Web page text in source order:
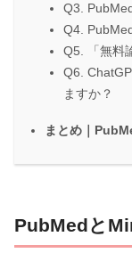
Q3.
Q4.
Q5. 「無料
Q6.
ますか？
まとめ｜
PubMedと